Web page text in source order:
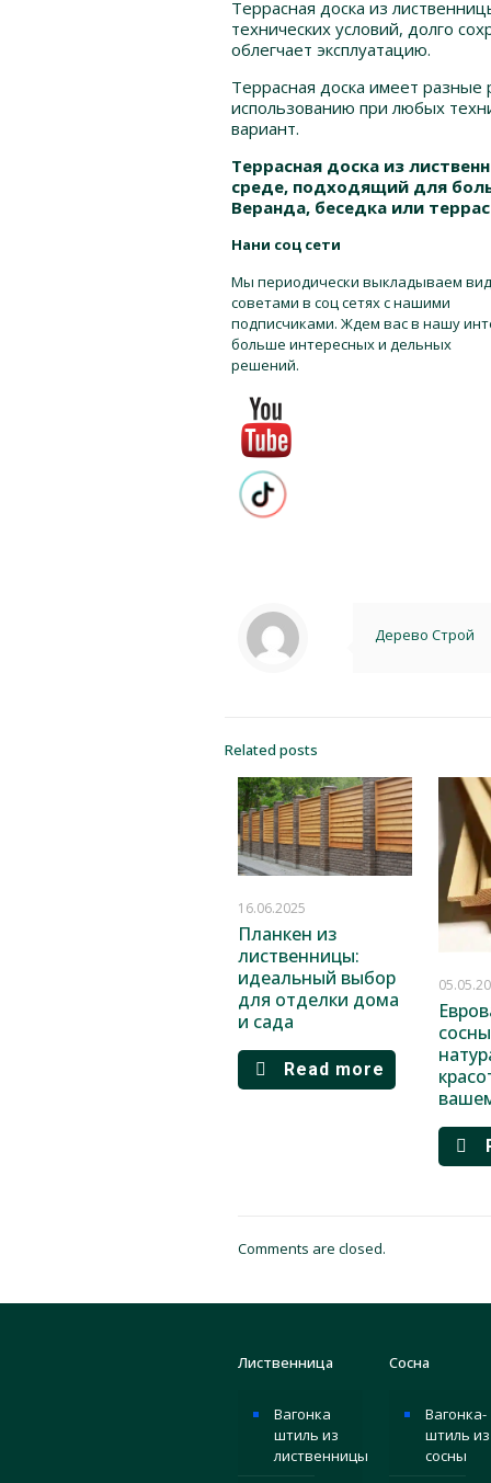
Террасная доска из
технических условий, долго
облегчает эксплуатацию.
Террасная доска имеет
использованию при любых
вариант.
Террасная доска из
среде, подходящий для
Веранда, беседка или
Нани соц сети
Мы периодически выкладываем
советами в соц сетях с нашими
подписчиками. Ждем вас в нашу
больше интересных и дельных
решений.
Дерево Строй
Related posts
16.06.2025
Планкен из
лиственницы:
идеальный выбор
для отделки дома
и сада
Read more
Comments are closed.
Лиственница
Вагонка
штиль из
лиственницы
Сосна
Вагонка-
штиль из
сосны